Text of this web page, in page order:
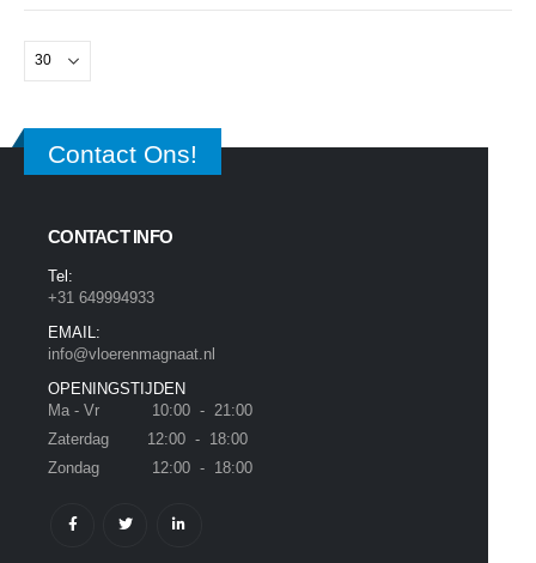
Contact Ons!
CONTACT INFO
Tel:
+31 649994933
EMAIL:
info@vloerenmagnaat.nl
OPENINGSTIJDEN
Ma - Vr 10:00 - 21:00
Zaterdag 12:00 - 18:00
Zondag 12:00 - 18:00